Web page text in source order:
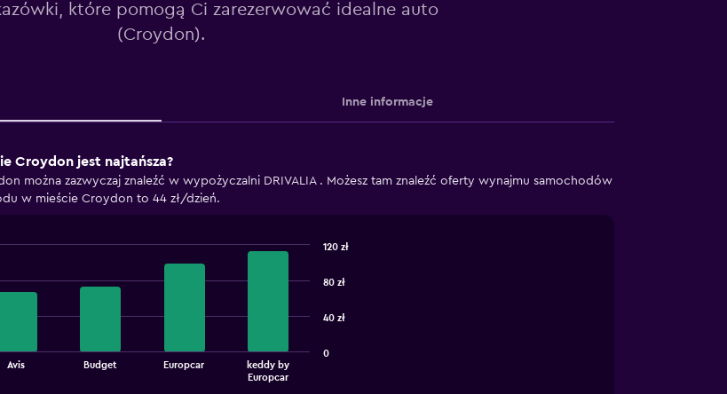
które pomogą Ci zarezerwować idealne auto
(Croydon).
Inne informacje
Croydon jest najtańsza?
można zazwyczaj znaleźć w wypożyczalni DRIVALIA . Możesz tam znaleźć oferty wynajmu samochodów
w mieście Croydon to 44 zł/dzień.
Avis Budget Europcar
keddy by
Europcar
0
40 zł
80 zł
120 zł